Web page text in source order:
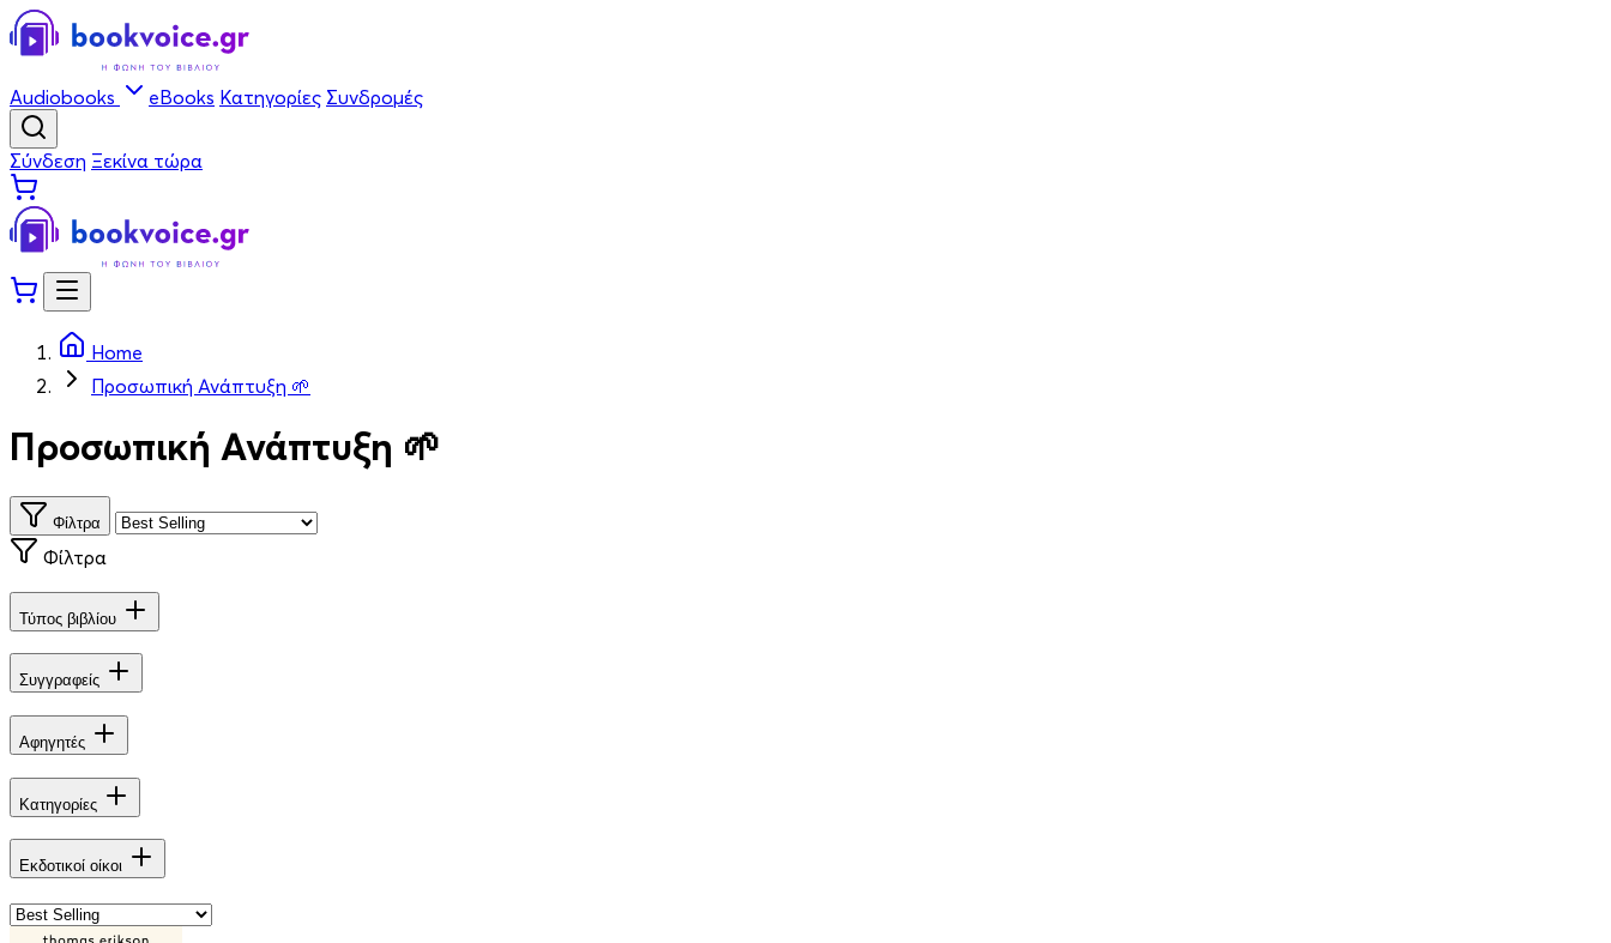
Audiobooks eBooks Κατηγορίες Συνδρομές
Σύνδεση Ξεκίνα τώρα
Home
Προσωπική Ανάπτυξη 🌱
Προσωπική Ανάπτυξη 🌱
Φίλτρα
Φίλτρα
Τύπος βιβλίου
Συγγραφείς
Αφηγητές
Κατηγορίες
Εκδοτικοί οίκοι